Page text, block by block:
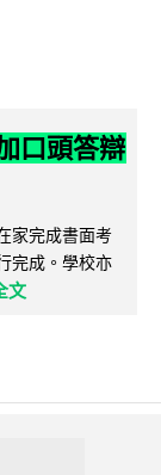
口頭答辯
家完成書面考
完成。學校亦
文